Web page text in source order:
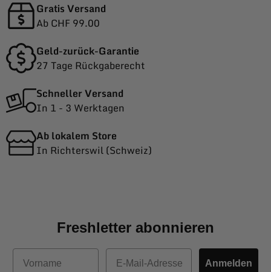
Gratis Versand
Ab CHF 99.00
Geld-zurück-Garantie
27 Tage Rückgaberecht
Schneller Versand
In 1 - 3 Werktagen
Ab lokalem Store
In Richterswil (Schweiz)
Freshletter abonnieren
Vorname
E-Mail
Anmelden